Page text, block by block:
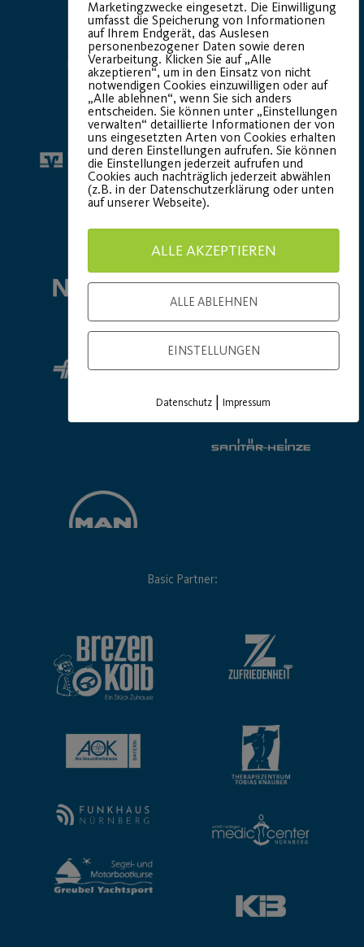
Hauptsponsor Generalausrüster
Premium Partner:
Basic Partner:
Marketingzwecke eingesetzt. Die Einwilligung
umfasst die Speicherung von Informationen
auf Ihrem Endgerät, das Auslesen
personenbezogener Daten sowie deren
Verarbeitung. Klicken Sie auf „Alle
akzeptieren“, um in den Einsatz von nicht
notwendigen Cookies einzuwilligen oder auf
„Alle ablehnen“, wenn Sie sich anders
entscheiden. Sie können unter „Einstellungen
verwalten“ detaillierte Informationen der von
uns eingesetzten Arten von Cookies erhalten
und deren Einstellungen aufrufen. Sie können
die Einstellungen jederzeit aufrufen und
Cookies auch nachträglich jederzeit abwählen
(z.B. in der Datenschutzerklärung oder unten
auf unserer Webseite).
ALLE AKZEPTIEREN
ALLE ABLEHNEN
EINSTELLUNGEN
Datenschutz |Impressum